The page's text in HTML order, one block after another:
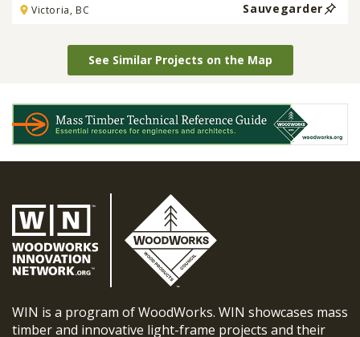
Victoria, BC Sauvegarder
See Similar Projects on the Map
WIN is a program of WoodWorks. WIN showcases mass
timber and innovative light-frame projects and their